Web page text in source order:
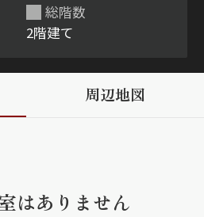
向け
総階数
2階建て
周辺地図
はありません